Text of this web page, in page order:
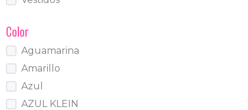
Color
Aguamarina
Amarillo
Azul
AZUL KLEIN